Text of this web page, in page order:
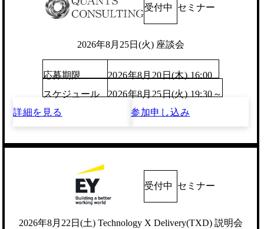
受付中 セミナー
2026年8月25日(火) 座談会
応募期限
2026年8月20日(木) 16:00
スケジュール
2026年8月25日(火) 19:30～
詳細を見る
参加申し込み
受付中 セミナー
2026年8月22日(土) Technology X Delivery(TXD) 説明会